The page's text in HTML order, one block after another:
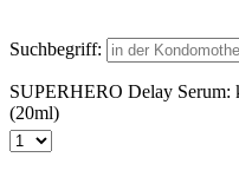
Suchbegriff:
SUPERHERO Delay Serum:
(20ml)